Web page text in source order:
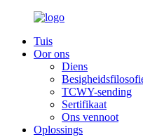
Tuis
Oor ons
Diens
TCWY-sending
Sertifikaat
Ons vennoot
Oplossings